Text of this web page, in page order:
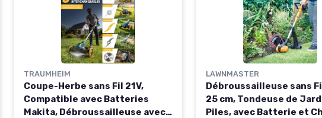
TRAUMHEIM
Coupe-Herbe sans Fil 21V,
Compatible avec Batteries
Makita, Débroussailleuse avec
LAWNMASTER
Débroussailleuse sans
25 cm, Tondeuse de
Piles, avec Batterie et